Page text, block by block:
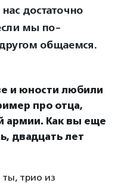
достаточно
мы по-
общаемся.
и юности любили
про отца,
армии. Как вы еще
двадцать лет
трио из